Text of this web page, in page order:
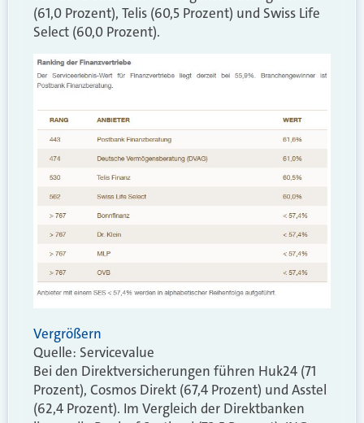
(61,0 Prozent), Telis (60,5 Prozent) und Swiss Life
Select (60,0 Prozent).
Vergrößern
Quelle: Servicevalue
Bei den Direktversicherungen führen Huk24 (71
Prozent), Cosmos Direkt (67,4 Prozent) und Asstel
(62,4 Prozent). Im Vergleich der Direktbanken